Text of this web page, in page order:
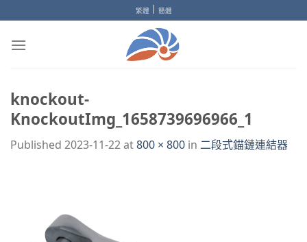
to
content
繁體 | 簡體
knockout-
KnockoutImg_1658739696966_1
Published 2023-11-22at800 × 800 in 二段式錨鏈連結器